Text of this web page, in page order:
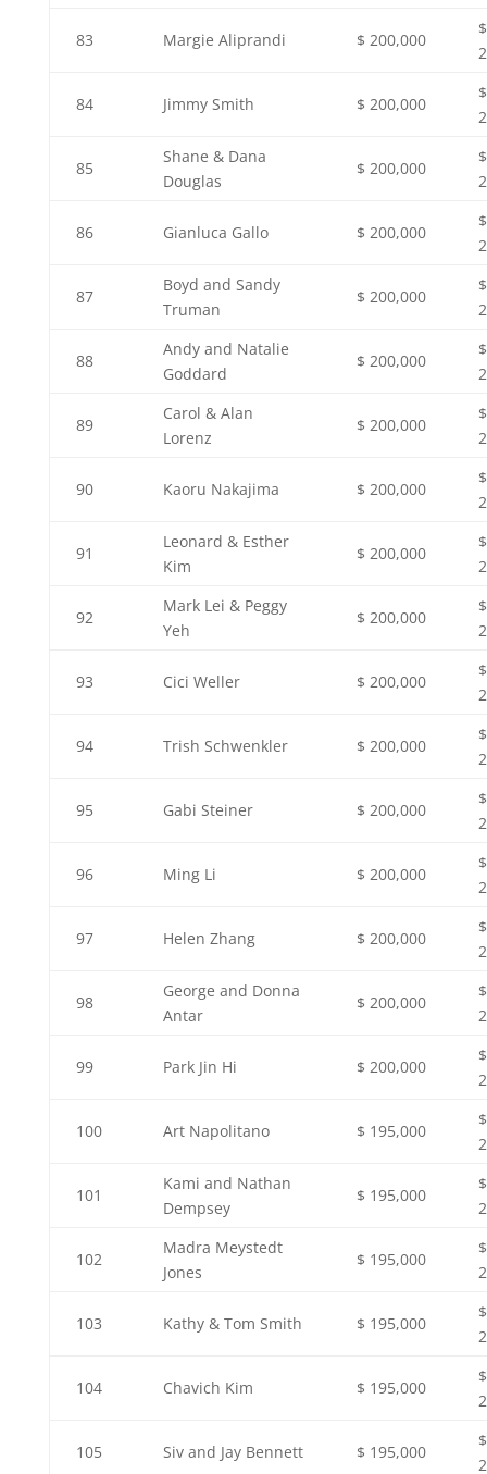
83 Margie Aliprandi $ 200,000
$
84 Jimmy Smith $ 200,000
$
85
Shane & Dana
Douglas
$ 200,000
$
86 Gianluca Gallo $ 200,000
$
87
Boyd and Sandy
Truman
$ 200,000
$
88
Andy and Natalie
Goddard
$ 200,000
$
89
Carol & Alan
Lorenz
$ 200,000
$
90 Kaoru Nakajima $ 200,000
$
91
Leonard & Esther
Kim
$ 200,000
$
92
Mark Lei & Peggy
Yeh
$ 200,000
$
93 Cici Weller $ 200,000
$
94 Trish Schwenkler $ 200,000
$
95 Gabi Steiner $ 200,000
$
96 Ming Li $ 200,000
$
97 Helen Zhang $ 200,000
$
98
George and Donna
Antar
$ 200,000
$
99 Park Jin Hi $ 200,000
$
100 Art Napolitano $ 195,000
$
101
Kami and Nathan
Dempsey
$ 195,000
$
102
Madra Meystedt
Jones
$ 195,000
$
103 Kathy & Tom Smith $ 195,000
$
104 Chavich Kim $ 195,000
$
105 Siv and Jay Bennett $ 195,000
$